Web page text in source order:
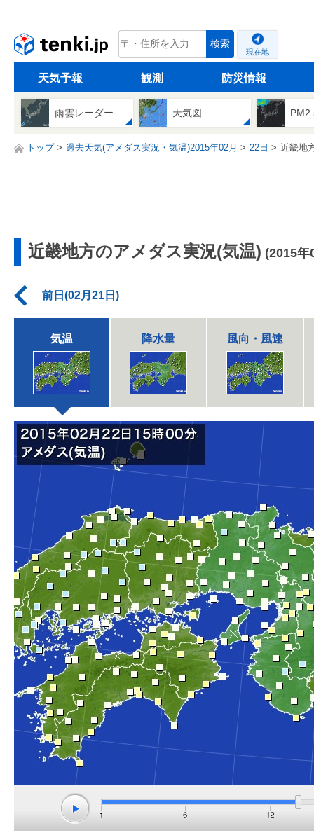
tenki.jp 検索
現在地
天気予報 観測 防災情報
雨雲レーダー 天気図
トップ 過去天気(アメダス実況・気温)2015年02月 22日 近畿地
近畿地方のアメダス実況(気温) (2015年
前日(02月21日)
気温 降水量 風向・風速